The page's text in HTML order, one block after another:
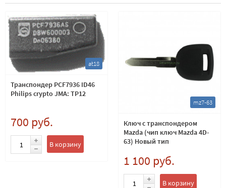
at18
Транспондер PCF7936 ID46
Philips crypto JMA: TP12
700 руб.
В корзину
mz7-63
Ключ с транспондером
Mazda (чип ключ Mazda 4D-
63) Новый тип
1 100 руб.
В корзину